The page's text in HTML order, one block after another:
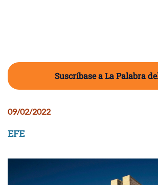
Suscríbase a La Palabra
09/02/2022
EFE